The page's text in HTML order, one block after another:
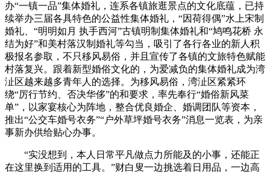
办“一镇一品”集体婚礼，连系各镇旅逛景点的文化底蕴，已持
续举办三届各具特色的公益性集体婚礼，“因荷得偶”水上宋制
婚礼、“明明如月 执手西河”古镇明制集体婚礼和“鸠鸣花桥 永
结为好”和美村落汉制婚礼等勾当，吸引了各行各业的新人积
极报名参取，不只移风易俗，并且宣传了各镇的文旅特色赋能
村落复兴。跟着新型婚俗文化的，为爱减负的集体婚礼成为湾
沚区越来越多青年人的选择。为移风易俗，湾沚区紧紧环
绕“厉行节约、否决华侈”的和要求，率先奉行“婚俗新风菜
单”，以家宴核心为阵地，整合优良婚企、婚调团队等资本，
推出“公交车婚号衣务”“户外草坪婚号衣务”消息一览表，为亲
事新办供给贴心办事。
“实没想到，本人日常平凡做点力所能及的小事，还能正
在这里换到适用的工具。”财白叟一边挑选着日用品，一边高